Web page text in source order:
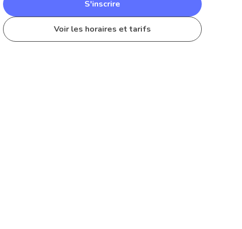
S'inscrire
Voir les horaires et tarifs